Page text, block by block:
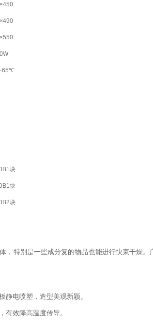
65℃
块
块
块
特别是一些成分复的物品也能进行快束干燥。
电喷塑，造型美观新颖。
有效降高温度传导。